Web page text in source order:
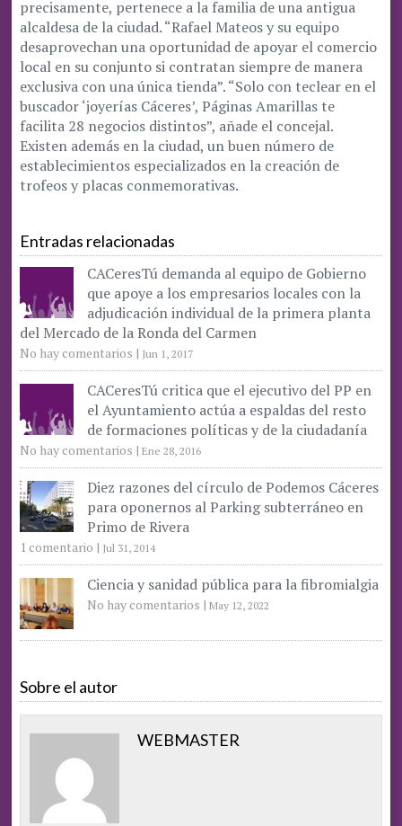
precisamente, pertenece a la familia de una antigua
alcaldesa de la ciudad. “Rafael Mateos y su equipo
desaprovechan una oportunidad de apoyar el comercio
local en su conjunto si contratan siempre de manera
exclusiva con una única tienda”. “Solo con teclear en el
buscador ‘joyerías Cáceres’, Páginas Amarillas te
facilita 28 negocios distintos”, añade el concejal.
Existen además en la ciudad, un buen número de
establecimientos especializados en la creación de
trofeos y placas conmemorativas.
Entradas relacionadas
CACeresTú demanda al equipo de Gobierno
que apoye a los empresarios locales con la
adjudicación individual de la primera planta
del Mercado de la Ronda del Carmen
No hay comentarios | Jun 1, 2017
CACeresTú critica que el ejecutivo del PP en
el Ayuntamiento actúa a espaldas del resto
de formaciones políticas y de la ciudadanía
No hay comentarios | Ene 28, 2016
Diez razones del círculo de Podemos Cáceres
para oponernos al Parking subterráneo en
Primo de Rivera
1 comentario | Jul 31, 2014
Ciencia y sanidad pública para la fibromialgia
No hay comentarios | May 12, 2022
Sobre el autor
WEBMASTER